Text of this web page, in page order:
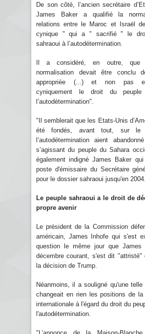
De son côté, l’ancien secrétaire
James Baker a qualifié la
relations entre le Maroc et Israël
cynique " qui a " sacrifié " le
sahraoui à l’autodétermination.
Il a considéré, en outre, que
normalisation devait être conclu
appropriée (...) et non pas
cyniquement le droit du
l’autodétermination".
"Il semblerait que les Etats-Unis
été fondés, avant tout, sur le
l’autodétermination aient
s’agissant du peuple du Sahara
également indigné James Baker
poste d'émissaire du Secrétaire
pour le dossier sahraoui jusqu'en 2004.
Le peuple sahraoui a le droit de
propre avenir
Le président de la Commission
américain, James Inhofe qui s'est
question le même jour que James
décembre courant, s'est dit "attristé"
la décision de Trump.
Néanmoins, il a souligné qu'une telle
changeait en rien les positions de la
internationale à l'égard du droit du
l'autodétermination.